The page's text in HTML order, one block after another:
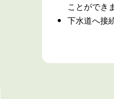
ことができ
下水道へ接